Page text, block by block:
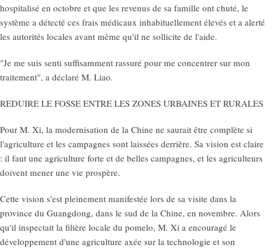
hospitalisé en octobre et que les revenus de sa famille ont chuté, le
système a détecté ces frais médicaux inhabituellement élevés et a alerté
les autorités locales avant même qu'il ne sollicite de l'aide.
"Je me suis senti suffisamment rassuré pour me concentrer sur mon
traitement", a déclaré M. Liao.
REDUIRE LE FOSSE ENTRE LES ZONES URBAINES ET RURALES
Pour M. Xi, la modernisation de la Chine ne saurait être complète si
l'agriculture et les campagnes sont laissées derrière. Sa vision est claire
: il faut une agriculture forte et de belles campagnes, et les agriculteurs
doivent mener une vie prospère.
Cette vision s'est pleinement manifestée lors de sa visite dans la
province du Guangdong, dans le sud de la Chine, en novembre. Alors
qu'il inspectait la filière locale du pomelo, M. Xi a encouragé le
développement d'une agriculture axée sur la technologie et son